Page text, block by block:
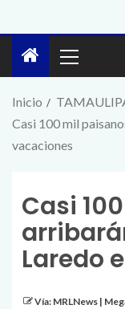
Inicio
Casi 100 mil
vacaciones
Casi
Laredo
Vía: MRLNews |